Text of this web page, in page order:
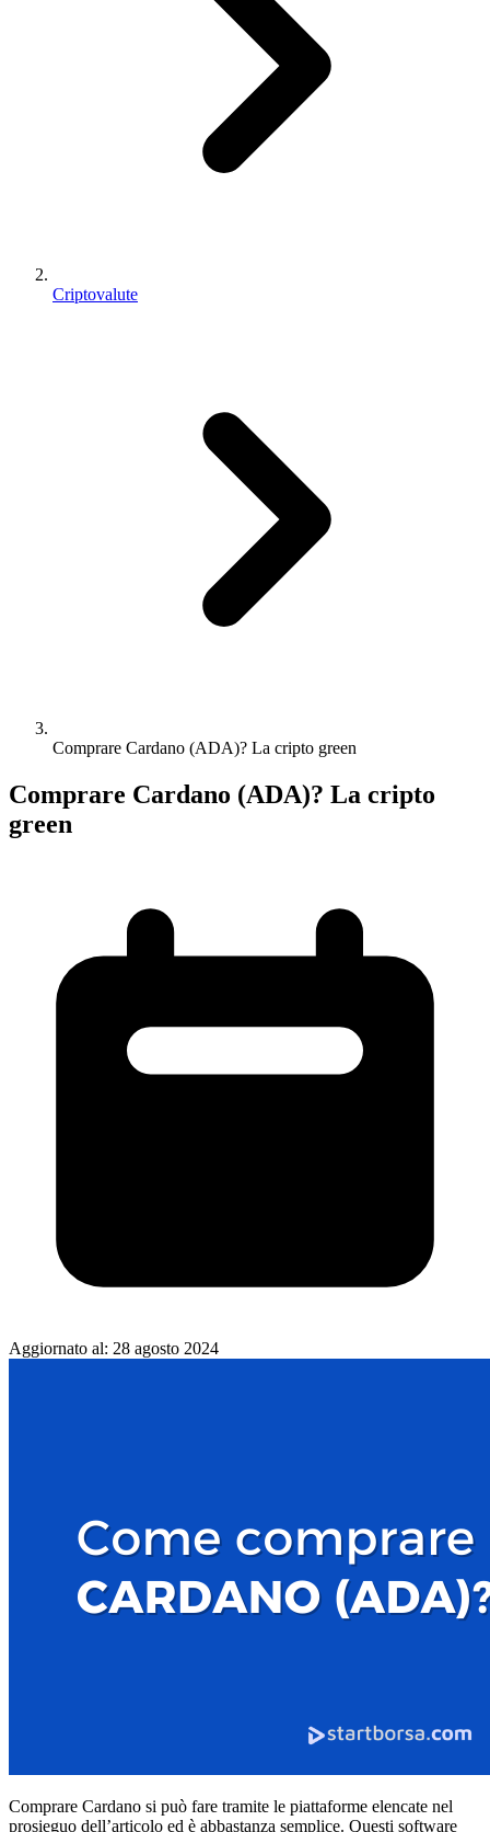
Criptovalute
Comprare Cardano (ADA)? La cripto green
Comprare Cardano (ADA)? La cripto
green
Aggiornato al: 28 agosto 2024
Comprare Cardano si può fare tramite le piattaforme elencate nel
prosieguo dell’articolo ed è abbastanza semplice. Questi software